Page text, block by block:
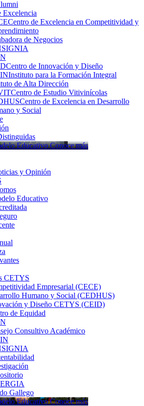
Excelencia
Centro de Excelencia en Competitividad y
de Negocios
Centro de Innovación y Diseño
Instituto para la Formación Integral
de Alta Dirección
Centro de Estudio Vitivinícolas
Centro de Excelencia en Desarrollo
y Social
Educativo Conoce más
y Opinión
Educativo
CETYS
Empresarial (CECE)
Humano y Social (CEDHUS)
y Diseño CETYS (CEID)
de Equidad
Consultivo Académico
Gallego
Educativo Conoce más